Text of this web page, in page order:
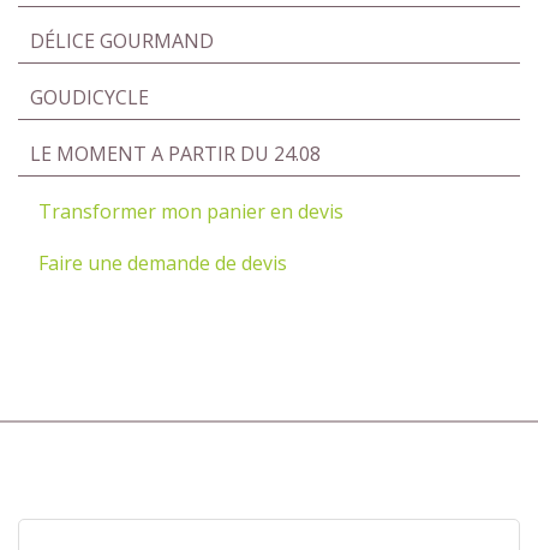
DÉLICE GOURMAND
GOUDICYCLE
LE MOMENT A PARTIR DU 24.08
Transformer mon panier en devis
Faire une demande de devis